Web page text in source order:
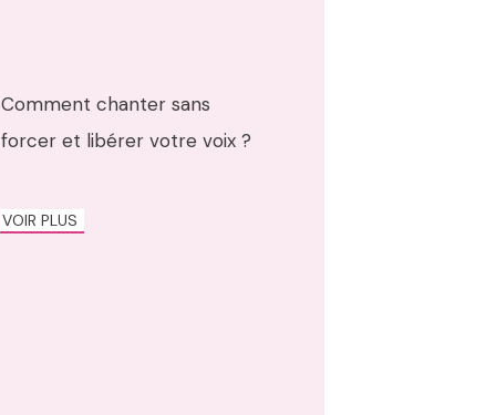
Comment chanter sans
forcer et libérer votre voix ?
VOIR PLUS